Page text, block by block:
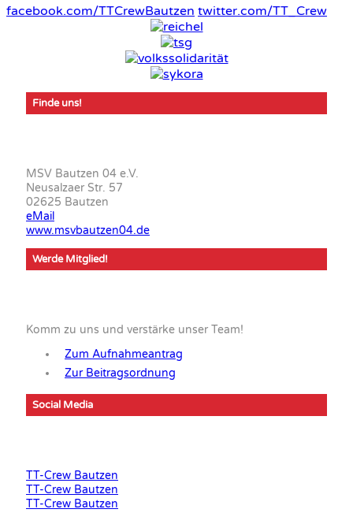
facebook.com/TTCrewBautzen twitter.com/TT_Crew
Finde uns!
MSV Bautzen 04 e.V.
Neusalzaer Str. 57
02625 Bautzen
eMail
www.msvbautzen04.de
Werde Mitglied!
Komm zu uns und verstärke unser Team!
Zum Aufnahmeantrag
Zur Beitragsordnung
Social Media
TT-Crew Bautzen
TT-Crew Bautzen
TT-Crew Bautzen